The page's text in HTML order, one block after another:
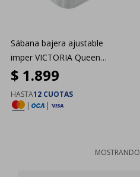
Sábana bajera ajustable
imper VICTORIA Queen
160x200
$ 1.899
HASTA12 CUOTAS
|
|
MOSTRANDO